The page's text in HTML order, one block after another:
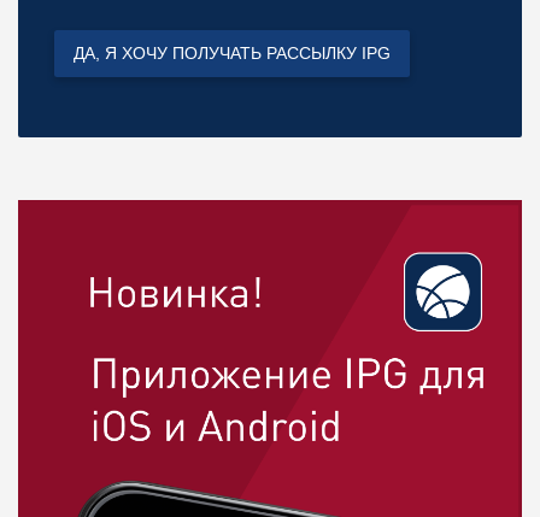
ДА, Я ХОЧУ ПОЛУЧАТЬ РАССЫЛКУ IPG